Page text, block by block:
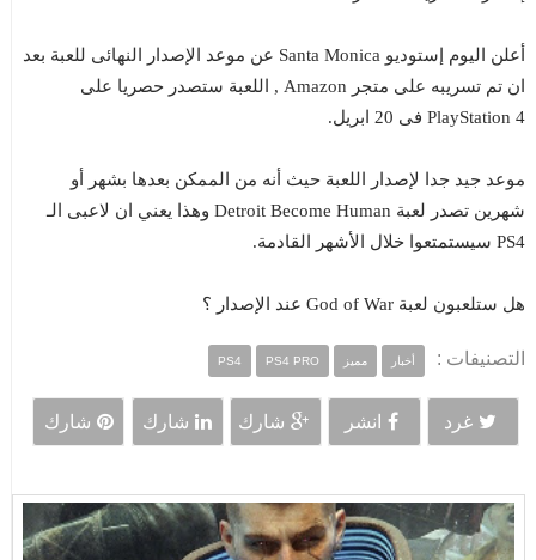
أعلن اليوم إستوديو Santa Monica عن موعد الإصدار النهائى للعبة بعد
ان تم تسريبه على متجر Amazon , اللعبة ستصدر حصريا على
PlayStation 4 فى 20 ابريل.
موعد جيد جدا لإصدار اللعبة حيث أنه من الممكن بعدها بشهر أو
شهرين تصدر لعبة Detroit Become Human وهذا يعني ان لاعبى الـ
PS4 سيستمتعوا خلال الأشهر القادمة.
هل ستلعبون لعبة God of War عند الإصدار ؟
التصنيفات : أخبار مميز PS4 PS4 PRO
غرد انشر شارك شارك شارك